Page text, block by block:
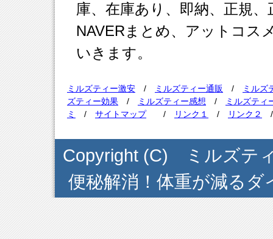
庫、在庫あり、即納、正規
NAVERまとめ、アットコス
いきます。
ミルズティー激安 / ミルズティー通販 /
ミルズ
ズティー効果 / ミルズティー感想 /
ミルズティ
ミ
/ サイトマップ/ リンク１ / リンク２
Copyright (C) ミルズテ
便秘解消！体重が減るダ